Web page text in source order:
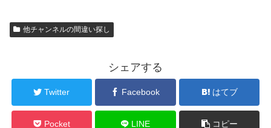
他チャンネルの間違い探し
シェアする
Twitter Facebook はてブ
Pocket LINE コピー